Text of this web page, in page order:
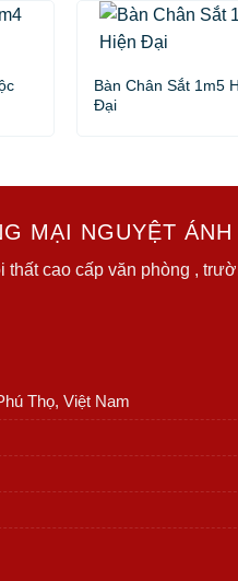
Bàn Chân Sắt 1m5
Đại
MẠI NGUYỆT ÁNH
thất cao cấp văn phòng ,
Thọ, Việt Nam